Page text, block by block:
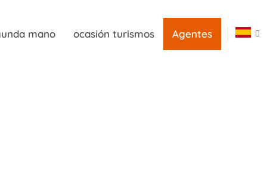
mano ocasión turismos Agentes